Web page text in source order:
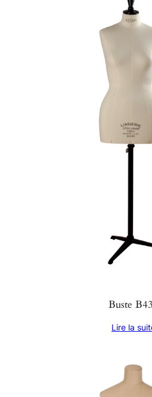
Buste
Lire la